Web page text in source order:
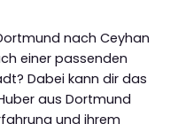
nach Ceyhan
einer passenden
Dabei kann dir das
aus Dortmund
und ihrem